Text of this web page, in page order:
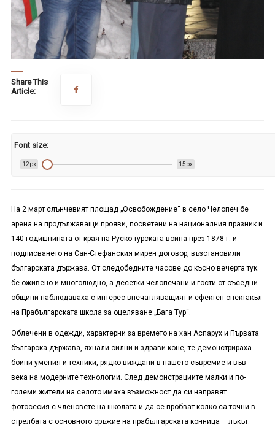
Share This
Article:
Font size:
12px 15px
На 2 март слънчевият площад „Освобождение“ в село Челопеч бе
арена на продължаващи прояви, посветени на националния празник и
140-годишнината от края на Руско-турската война през 1878 г. и
подписването на Сан-Стефанския мирен договор, възстановили
българската държава. От следобедните часове до късно вечерта тук
бе оживено и многолюдно, а десетки челопечани и гости от съседни
общини наблюдаваха с интерес впечатляващият и ефектен спектакъл
на Прабългарската школа за оцеляване „Бага Тур“.
Облечени в одежди, характерни за времето на хан Аспарух и Първата
българска държава, яхнали силни и здрави коне, те демонстрираха
бойни умения и техники, рядко виждани в нашето съвремие и във
века на модерните технологии. След демонстрациите малки и по-
големи жители на селото имаха възможност да си направят
фотосесия с членовете на школата и да се пробват колко са точни в
стрелбата с основното оръжие на прабългарската конница – лъкът.